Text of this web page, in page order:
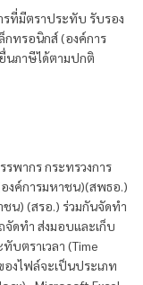
รที่มีตราประทับ รับรอง
กทรอนิกส์ (องค์การ
นภาษีได้ตามปกติ
พากร กระทรวงการ
งค์การมหาชน)(สพธอ.)
น) (สรอ.) ร่วมกันจัดทำ
ดทำ ส่งมอบและเก็บ
บตราเวลา (Time
งไฟล์จะเป็นประเภท